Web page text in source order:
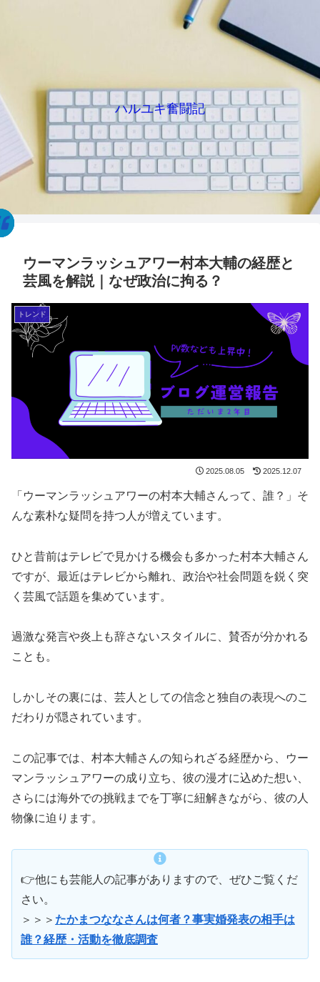
ハルユキ奮闘記
ウーマンラッシュアワー村本大輔の経歴と
芸風を解説｜なぜ政治に拘る？
トレンド
2025.08.05 2025.12.07
「ウーマンラッシュアワーの村本大輔さんって、誰？」そ
んな素朴な疑問を持つ人が増えています。
ひと昔前はテレビで見かける機会も多かった村本大輔さん
ですが、最近はテレビから離れ、政治や社会問題を鋭く突
く芸風で話題を集めています。
過激な発言や炎上も辞さないスタイルに、賛否が分かれる
ことも。
しかしその裏には、芸人としての信念と独自の表現へのこ
だわりが隠されています。
この記事では、村本大輔さんの知られざる経歴から、ウー
マンラッシュアワーの成り立ち、彼の漫才に込めた想い、
さらには海外での挑戦までを丁寧に紐解きながら、彼の人
物像に迫ります。
👉他にも芸能人の記事がありますので、ぜひご覧くだ
さい。
＞＞＞ たかまつななさんは何者？事実婚発表の相手は
誰？経歴・活動を徹底調査